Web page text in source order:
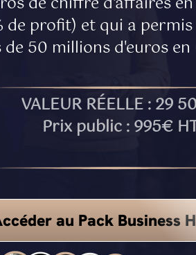
de profit) et qui a
de 50 millions d'euros
VALEUR RÉELLE : 29
Prix public : 995€
au Pack Business